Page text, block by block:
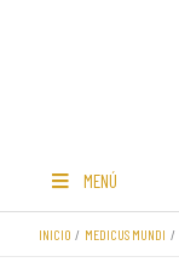
MENÚ
INICIO MEDICUS MUNDI